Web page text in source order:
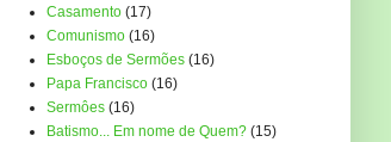
Casamento (17)
Comunismo (16)
Esboços de Sermões (16)
Papa Francisco (16)
Sermôes (16)
Batismo... Em nome de Quem? (15)